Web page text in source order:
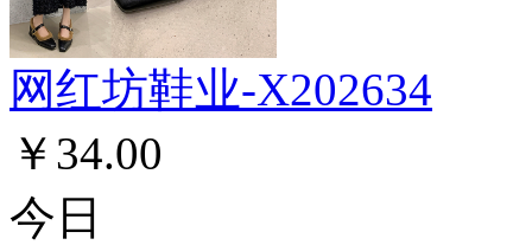
网红坊鞋业-X202634
￥34.00
今日